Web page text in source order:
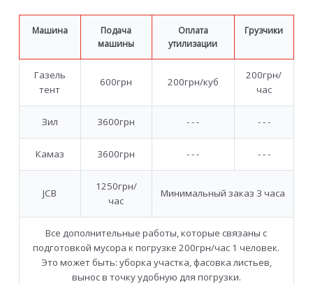
Машина
Подача
машины
Оплата
утилизации
Грузчики
Газель
тент
600грн 200грн/куб
200грн/
час
Зил 3600грн - - - - - -
Камаз 3600грн - - - - - -
JCB
1250грн/
час
Минимальный заказ 3 часа
Все дополнительные работы, которые связаны с
подготовкой мусора к погрузке 200грн/час 1 человек.
Это может быть: уборка участка, фасовка листьев,
вынос в точку удобную для погрузки.